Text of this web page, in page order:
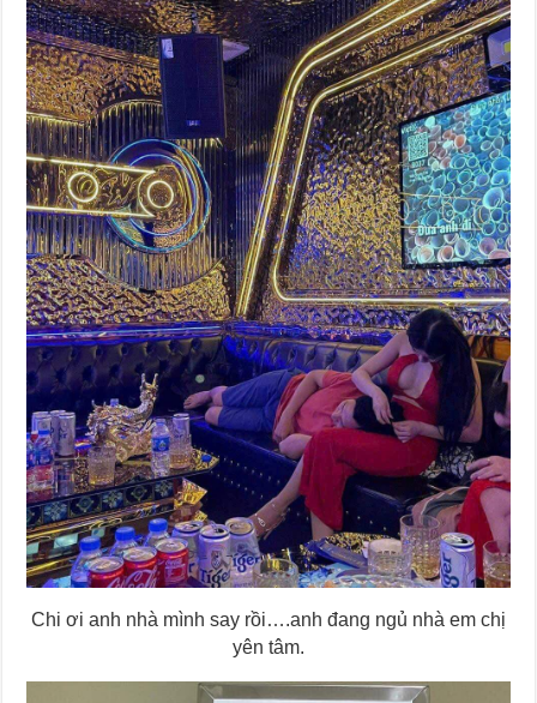
Chi ơi anh nhà mình say rồi….anh đang ngủ nhà em chị
yên tâm.